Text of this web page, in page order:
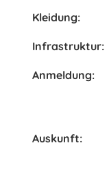
Kleidung:
Infrastruktur:
Anmeldung:
Auskunft: